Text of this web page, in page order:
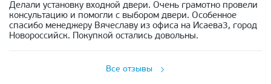
Делали установку входной двери. Очень грамотно провели
консультацию и помогли с выбором двери. Особенное
спасибо менеджеру Вячеславу из офиса на Исаева3, город
Новороссийск. Покупкой остались довольны.
Все отзывы